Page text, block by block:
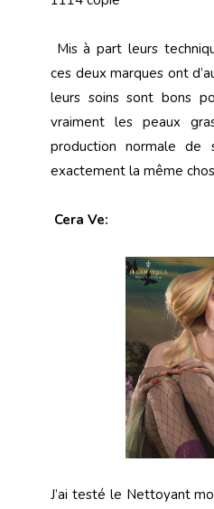
Mis à part leurs
ces deux marques ont
leurs soins sont bons
vraiment les peaux
production normale
exactement la même
Cera Ve:
J’ai testé le Nettoyant